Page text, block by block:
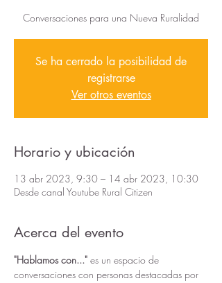
Conversaciones para una Nueva Ruralidad
Se ha cerrado la posibilidad de
registrarse
Ver otros eventos
Horario y ubicación
13 abr 2023, 9:30 – 14 abr 2023, 10:30
Desde canal Youtube Rural Citizen
Acerca del evento
"Hablamos con..." es un espacio de
conversaciones con personas destacadas por